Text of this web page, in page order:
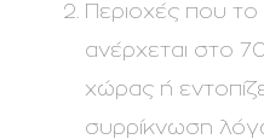
Περιοχές που
ανέρχεται στο
χώρας ή
συρρίκνωση